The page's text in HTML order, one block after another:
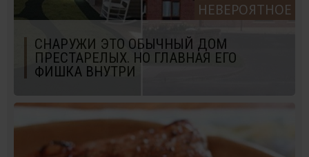
НЕВЕРОЯТНОЕ
СНАРУЖИ ЭТО ОБЫЧНЫЙ ДОМ
ПРЕСТАРЕЛЫХ. НО ГЛАВНАЯ ЕГО
ФИШКА ВНУТРИ